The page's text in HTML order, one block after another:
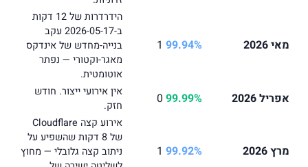
מאי 2026 99.94%
1
הידרדרות של 12 דקות
ב-2026-05-17 עקב
בנייה-מחדש של אינדקס
מאגר-וקטורי — נפתר
אוטומטית.
אפריל 2026 99.99%
0
אין אירועי ייצור. חודש
חזק.
מרץ 2026 99.92%
1
אירוע קצה Cloudflare
של 8 דקות שהשפיע על
ניתוב קצה גלובלי — מחוץ